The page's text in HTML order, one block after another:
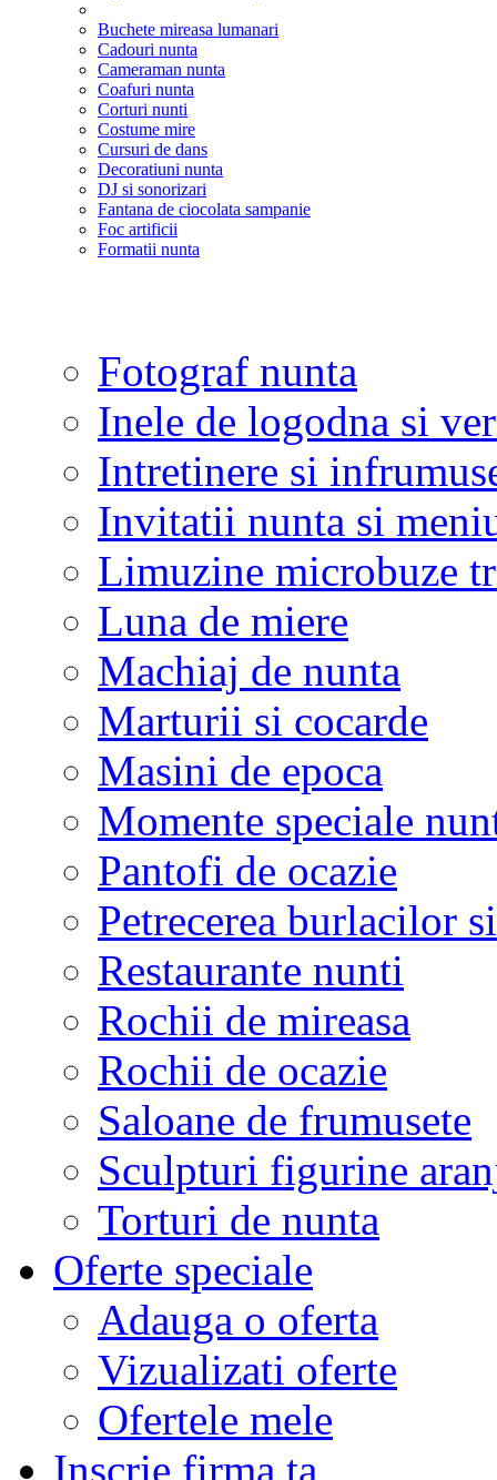
Buchete mireasa lumanari
Cadouri nunta
Cameraman nunta
Coafuri nunta
Corturi nunti
Costume mire
Cursuri de dans
Decoratiuni nunta
DJ si sonorizari
Fantana de ciocolata sampanie
Foc artificii
Formatii nunta
Fotograf nunta
Inele de logodna si
Intretinere si
Invitatii nunta si
Limuzine microbuze
Luna de miere
Machiaj de nunta
Marturii si cocarde
Masini de epoca
Momente speciale
Pantofi de ocazie
Petrecerea burlacilor
Restaurante nunti
Rochii de mireasa
Rochii de ocazie
Saloane de frumusete
Sculpturi figurine
Torturi de nunta
Oferte speciale
Adauga o oferta
Vizualizati oferte
Ofertele mele
Inscrie firma ta